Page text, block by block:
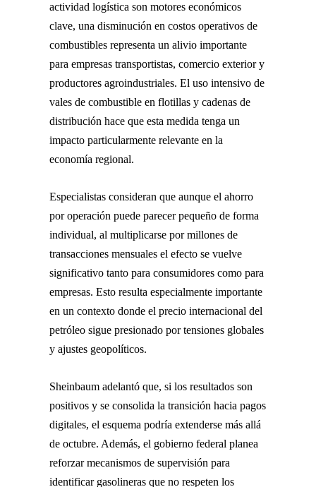
actividad logística son motores económicos
clave, una disminución en costos operativos de
combustibles representa un alivio importante
para empresas transportistas, comercio exterior y
productores agroindustriales. El uso intensivo de
vales de combustible en flotillas y cadenas de
distribución hace que esta medida tenga un
impacto particularmente relevante en la
economía regional.
Especialistas consideran que aunque el ahorro
por operación puede parecer pequeño de forma
individual, al multiplicarse por millones de
transacciones mensuales el efecto se vuelve
significativo tanto para consumidores como para
empresas. Esto resulta especialmente importante
en un contexto donde el precio internacional del
petróleo sigue presionado por tensiones globales
y ajustes geopolíticos.
Sheinbaum adelantó que, si los resultados son
positivos y se consolida la transición hacia pagos
digitales, el esquema podría extenderse más allá
de octubre. Además, el gobierno federal planea
reforzar mecanismos de supervisión para
identificar gasolineras que no respeten los